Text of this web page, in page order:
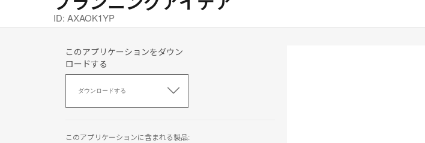
ID: AXAOK1YP
このアプリケーションをダウン
ロードする
ダウンロードする
このアプリケーションに含まれる製品: